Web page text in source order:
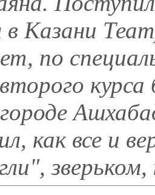
в Казани
по
городе
как все и